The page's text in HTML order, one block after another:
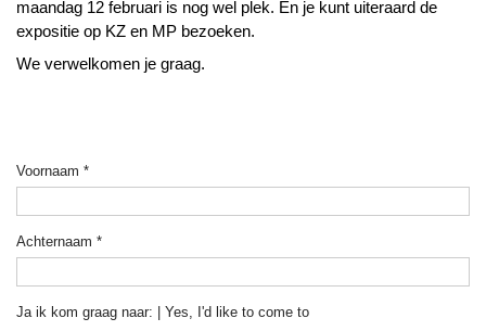
maandag 12 februari is nog wel plek. En je kunt uiteraard de
expositie op KZ en MP bezoeken.
We verwelkomen je graag.
Voornaam *
Achternaam *
Ja ik kom graag naar: | Yes, I'd like to come to